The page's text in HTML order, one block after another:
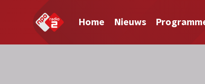
Home Nieuws